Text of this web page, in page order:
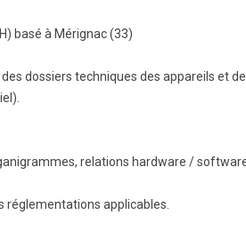
basé à Mérignac (33)
dossiers techniques des appareils et
relations hardware /
applicables.